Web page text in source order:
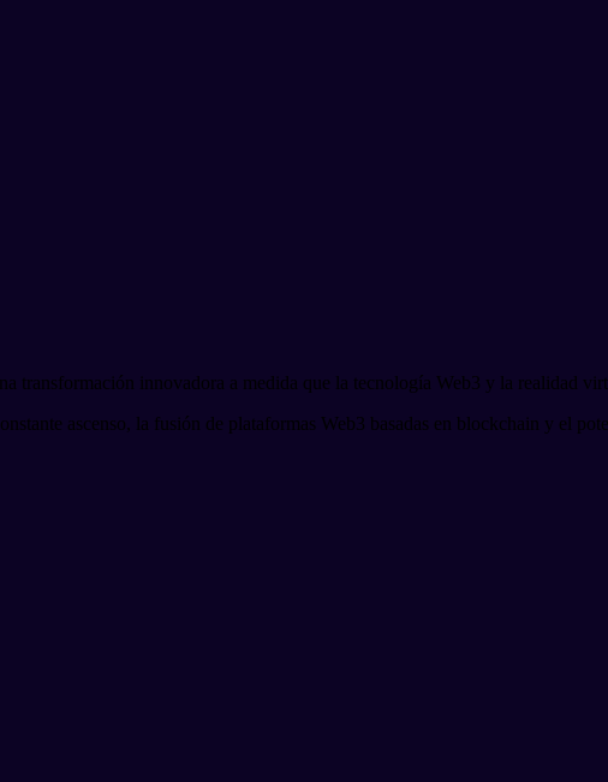
transformación innovadora a medida que la tecnología Web3 y la realidad
ascenso, la fusión de plataformas Web3 basadas en blockchain y el